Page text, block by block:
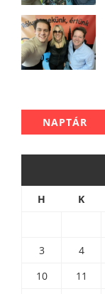
NAPTÁR
H K
3
4
10
11